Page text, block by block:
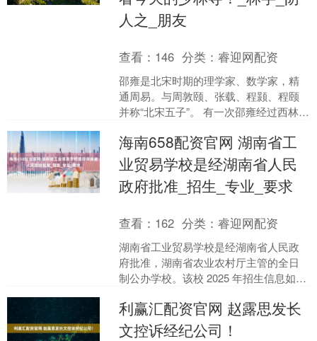
人之_朋友
查看： 146 分类：睿迎网配资
邵雍是北宋时期的理学家、数学家，精
通周易。与周敦颐、张载、程颢、程颐
并称“北宋五子”。 有一次邵雍经过西林寺
勾，那时的林字下面....
海南658配资官网 湖南省工
业贸易学校是经湖南省人民
政府批准_招生_专业_要求
查看： 162 分类：睿迎网配资
湖南省工业贸易学校是经湖南省人民政
府批准，湖南省农业农村厅主管的全日
制公办学校。该校 2025 年招生信息如
届初中毕业生，“....
利赢汇配资官网 赵露思发长
文控诉经纪公司！